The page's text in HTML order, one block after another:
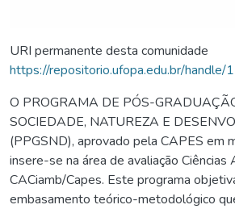
URI permanente desta comunidade
https://repositorio.ufopa.edu.br/
O PROGRAMA DE PÓS-
SOCIEDADE, NATUREZA E
(PPGSND), aprovado pela CAPES em
insere-se na área de avaliação Ciências
CACiamb/Capes. Este programa
embasamento teórico-metodológico